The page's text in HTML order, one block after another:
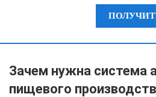
Зачем нужна система
пищевого